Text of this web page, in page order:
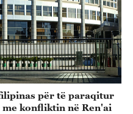
për të paraqitur
konfliktin në Ren'ai